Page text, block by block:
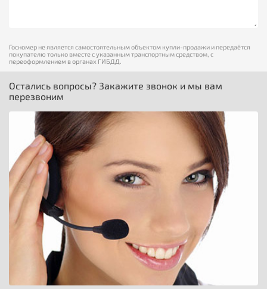
Госномер не является самостоятельным объектом купли-продажи и передаётся
покупателю только вместе с указанным транспортным средством, с
переоформлением в органах ГИБДД.
Остались вопросы? Закажите звонок и мы вам
перезвоним